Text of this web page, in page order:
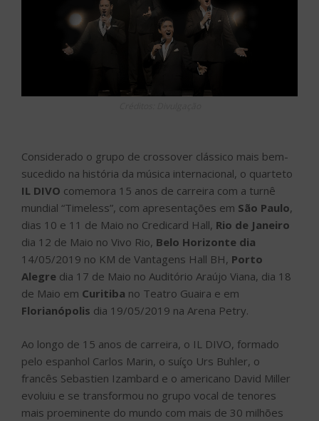
Considerado o grupo de crossover clássico mais bem-
sucedido na história da música internacional, o quarteto
IL DIVO comemora 15 anos de carreira com a turnê
mundial “Timeless”, com apresentações em São Paulo,
dias 10 e 11 de Maio no Credicard Hall, Rio de Janeiro
dia 12 de Maio no Vivo Rio, Belo Horizonte dia
14/05/2019 no KM de Vantagens Hall BH, Porto
Alegre dia 17 de Maio no Auditório Araújo Viana, dia 18
de Maio em Curitiba no Teatro Guaira e em
Florianópolis dia 19/05/2019 na Arena Petry.
Ao longo de 15 anos de carreira, o IL DIVO, formado
pelo espanhol Carlos Marin, o suíço Urs Buhler, o
francês Sebastien Izambard e o americano David Miller
evoluiu e se transformou no grupo vocal de tenores
mais proeminente do mundo com mais de 30 milhões